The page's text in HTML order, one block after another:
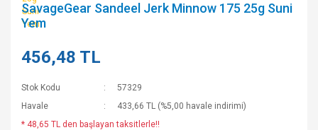
SavageGear Sandeel Jerk Minnow 175 25g Suni
Yem
456,48 TL
Stok Kodu
57329
Havale
433,66 TL (%5,00 havale indirimi)
* 48,65 TL den başlayan taksitlerle!!